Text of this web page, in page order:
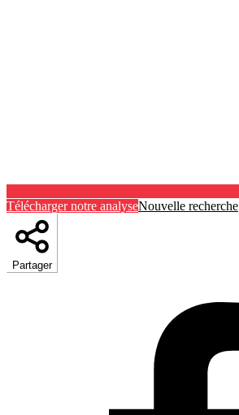
Télécharger notre analyseNouvelle recherche
Partager